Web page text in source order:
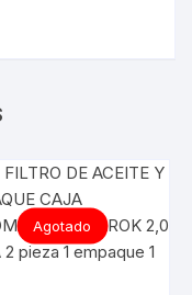
Agotado